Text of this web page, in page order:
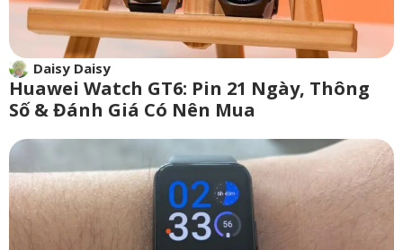
Daisy Daisy
Huawei Watch GT6: Pin 21 Ngày, Thông
Số & Đánh Giá Có Nên Mua